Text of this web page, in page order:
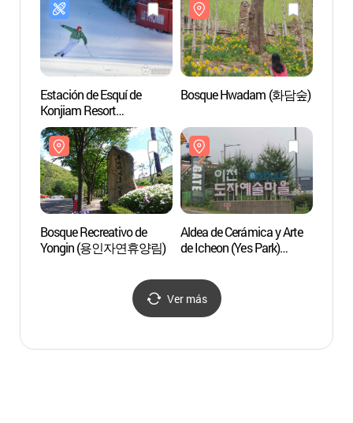
Estación de Esquí de
Konjiam Resort
(곤지암리조트 스키장)
Bosque Hwadam (화담숲)
Bosque Recreativo de
Yongin (용인자연휴양림)
Aldea de Cerámica y Arte
de Icheon (Yes Park)
예스파크))
Ver más